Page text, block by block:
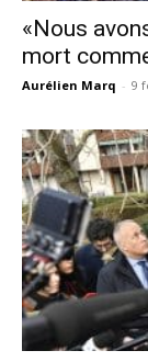
«Nous
mort
Aurélien Marq - 9